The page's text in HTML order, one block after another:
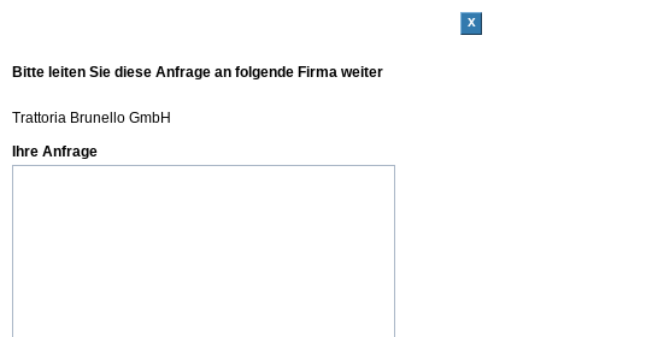
x
Bitte leiten Sie diese Anfrage an folgende Firma weiter
Trattoria Brunello GmbH
Ihre Anfrage